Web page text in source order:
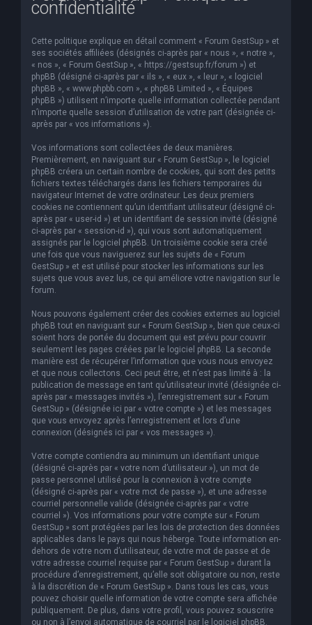
confidentialité
Cette politique explique en détail comment « Forum GestSup » et
ses sociétés affiliées (désignés ci-après par « nous », « notre »,
« nos », « Forum GestSup », « https://gestsup.fr/forum ») et
phpBB (désigné ci-après par « ils », « eux », « leur », « logiciel
phpBB », « www.phpbb.com », « phpBB Limited », « Équipes
phpBB ») utilisent n’importe quelle information collectée pendant
n’importe quelle session d’utilisation de votre part (désignée ci-
après par « vos informations »).
Vos informations sont collectées de deux manières.
Premièrement, en naviguant sur « Forum GestSup », le logiciel
phpBB créera un certain nombre de cookies, qui sont des petits
fichiers textes téléchargés dans les fichiers temporaires du
navigateur Internet de votre ordinateur. Les deux premiers
cookies ne contiennent qu’un identifiant utilisateur (désigné ci-
après par « user-id ») et un identifiant de session invité (désigné
ci-après par « session-id »), qui vous sont automatiquement
assignés par le logiciel phpBB. Un troisième cookie sera créé
une fois que vous naviguerez sur les sujets de « Forum
GestSup » et est utilisé pour stocker les informations sur les
sujets que vous avez lus, ce qui améliore votre navigation sur le
forum.
Nous pouvons également créer des cookies externes au logiciel
phpBB tout en naviguant sur « Forum GestSup », bien que ceux-ci
soient hors de portée du document qui est prévu pour couvrir
seulement les pages créées par le logiciel phpBB. La seconde
manière est de récupérer l’information que vous nous envoyez
et que nous collectons. Ceci peut être, et n’est pas limité à : la
publication de message en tant qu’utilisateur invité (désignée ci-
après par « messages invités »), l’enregistrement sur « Forum
GestSup » (désignée ici par « votre compte ») et les messages
que vous envoyez après l’enregistrement et lors d’une
connexion (désignés ici par « vos messages »).
Votre compte contiendra au minimum un identifiant unique
(désigné ci-après par « votre nom d’utilisateur »), un mot de
passe personnel utilisé pour la connexion à votre compte
(désigné ci-après par « votre mot de passe »), et une adresse
courriel personnelle valide (désignée ci-après par « votre
courriel »). Vos informations pour votre compte sur « Forum
GestSup » sont protégées par les lois de protection des données
applicables dans le pays qui nous héberge. Toute information en-
dehors de votre nom d’utilisateur, de votre mot de passe et de
votre adresse courriel requise par « Forum GestSup » durant la
procédure d’enregistrement, qu’elle soit obligatoire ou non, reste
à la discrétion de « Forum GestSup ». Dans tous les cas, vous
pouvez choisir quelle information de votre compte sera affichée
publiquement. De plus, dans votre profil, vous pouvez souscrire
ou non à l’envoi automatique de courriel par le logiciel phpBB.